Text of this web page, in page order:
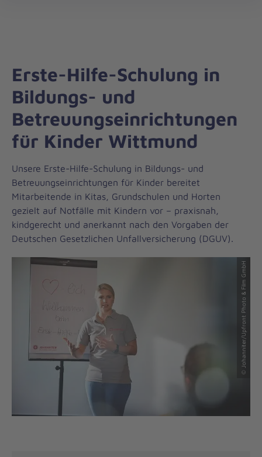
zum
Erste-Hilfe-Schulung in
Bildungs- und
Betreuungseinrichtungen
für Kinder Wittmund
Unsere Erste-Hilfe-Schulung in Bildungs- und
Betreuungseinrichtungen für Kinder bereitet
Mitarbeitende in Kitas, Grundschulen und Horten
gezielt auf Notfälle mit Kindern vor – praxisnah,
kindgerecht und anerkannt nach den Vorgaben der
Deutschen Gesetzlichen Unfallversicherung (DGUV).
© Johanniter/Upfront Photo & Film GmbH